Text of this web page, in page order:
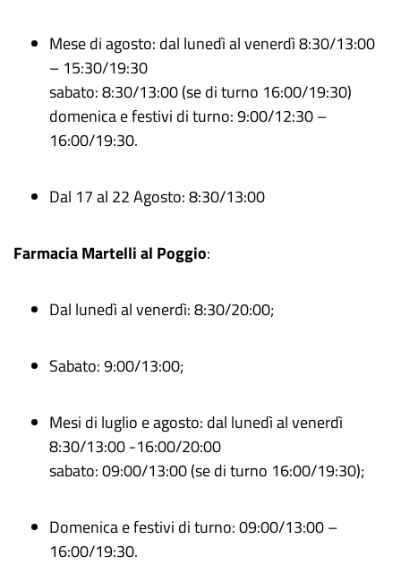
Mese di agosto: dal lunedì al venerdì 8:30/13:00
– 15:30/19:30
sabato: 8:30/13:00 (se di turno 16:00/19:30)
domenica e festivi di turno: 9:00/12:30 –
16:00/19:30.
Dal 17 al 22 Agosto: 8:30/13:00
Farmacia Martelli al Poggio:
Dal lunedì al venerdì: 8:30/20:00;
Sabato: 9:00/13:00;
Mesi di luglio e agosto: dal lunedì al venerdì
8:30/13:00 -16:00/20:00
sabato: 09:00/13:00 (se di turno 16:00/19:30);
Domenica e festivi di turno: 09:00/13:00 –
16:00/19:30.